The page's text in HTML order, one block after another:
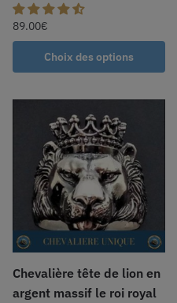
89.00€
Choix des options
Chevalière tête de lion en
argent massif le roi royal